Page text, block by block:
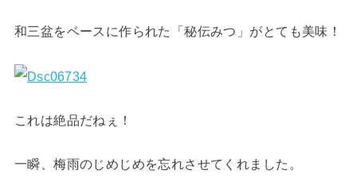
和三盆をベースに作られた「秘伝みつ」がとても美味！
これは絶品だねぇ！
一瞬、梅雨のじめじめを忘れさせてくれました。